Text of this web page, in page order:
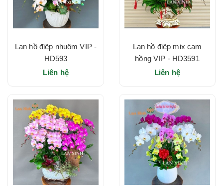
Lan hồ điệp nhuộm VIP -
HD593
Liên hệ
Lan hồ điệp mix cam
hồng VIP - HD3591
Liên hệ